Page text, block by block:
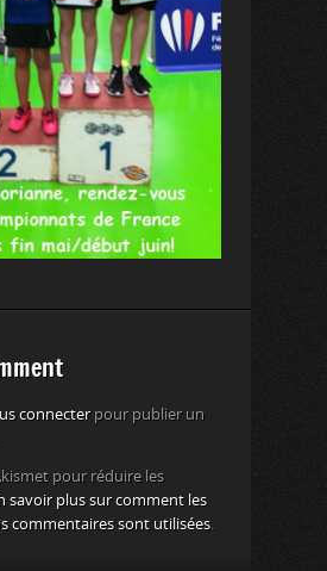
connecterpour publier un
pour réduire les
savoir plus sur comment les
commentaires sont utilisées.